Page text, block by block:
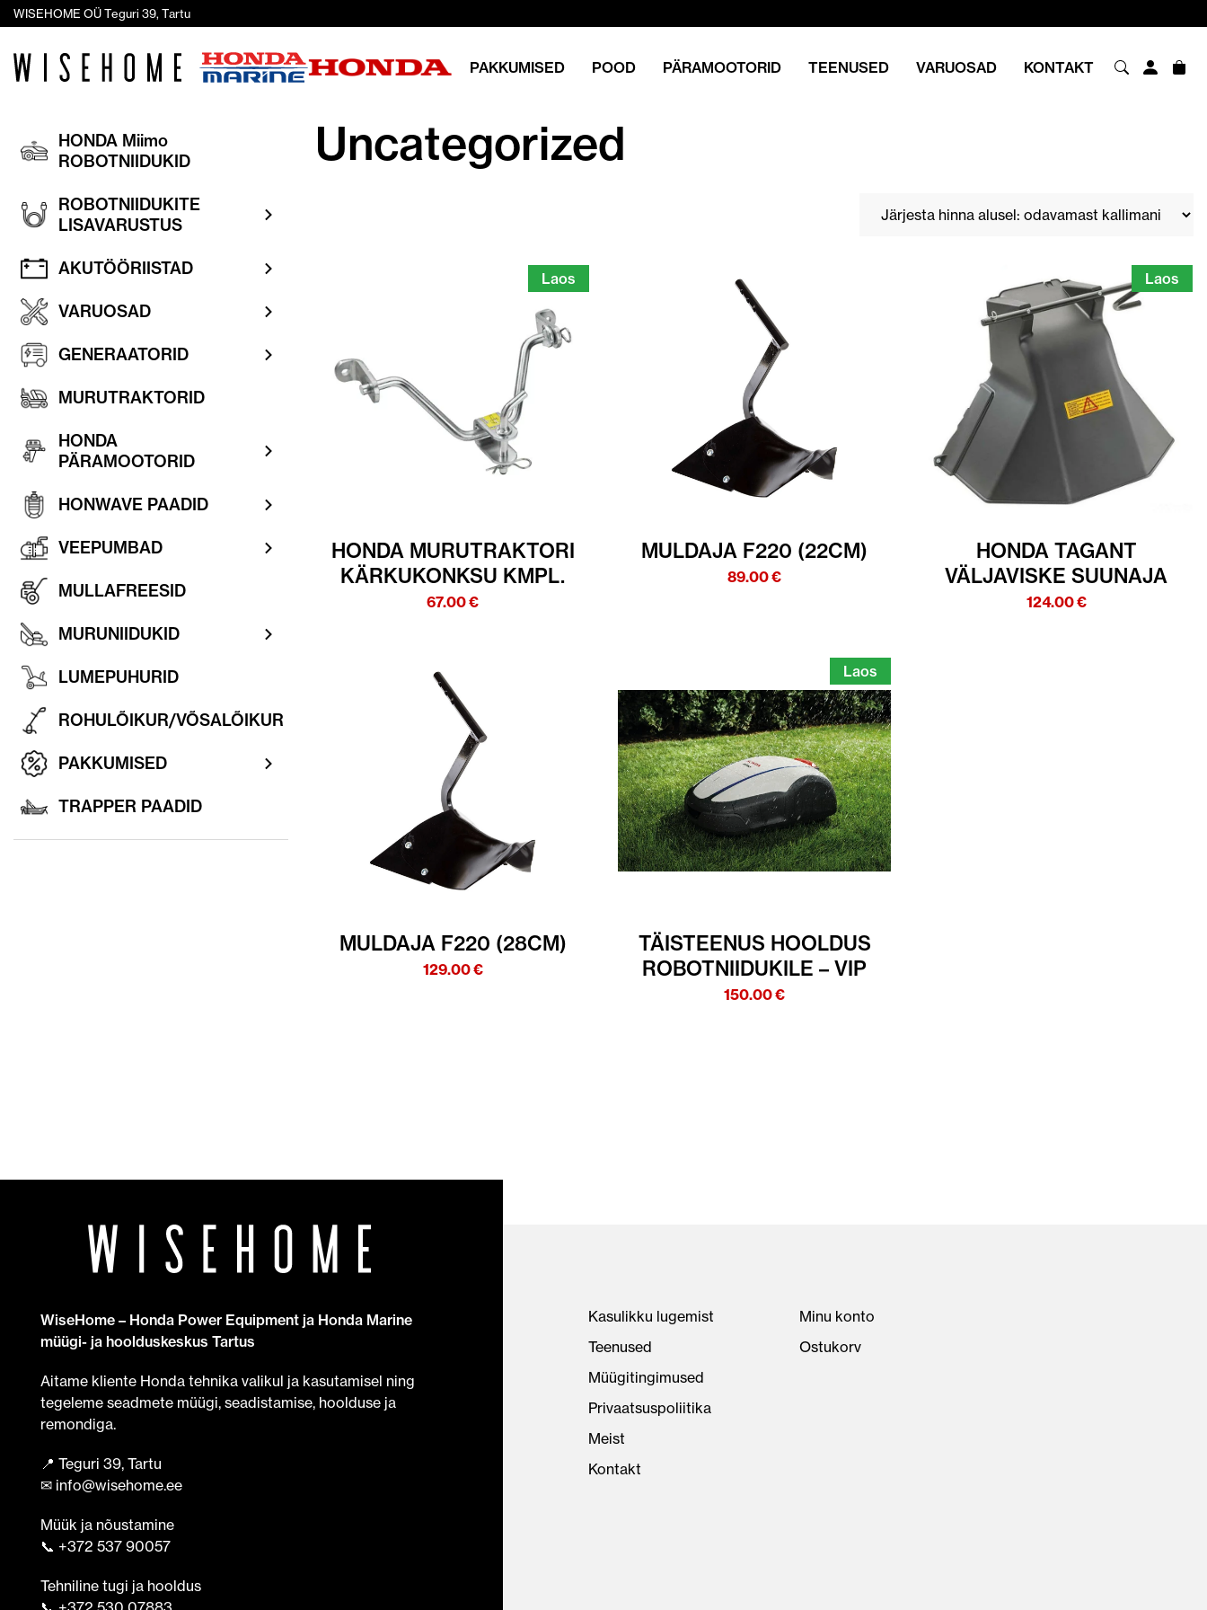
WISEHOME OÜ Teguri 39, Tartu
PAKKUMISED POOD PÄRAMOOTORID TEENUSED VARUOSAD KONTAKT
HONDA Miimo
ROBOTNIIDUKID
ROBOTNIIDUKITE
LISAVARUSTUS
AKUTÖÖRIISTAD
VARUOSAD
GENERAATORID
MURUTRAKTORID
HONDA
PÄRAMOOTORID
HONWAVE PAADID
VEEPUMBAD
MULLAFREESID
MURUNIIDUKID
LUMEPUHURID
ROHULÕIKUR/VÕSALÕIKUR
PAKKUMISED
TRAPPER PAADID
Uncategorized
Laos
HONDA MURUTRAKTORI
KÄRKUKONKSU KMPL.
67.00€
MULDAJA F220 (22CM)
89.00€
Laos
HONDA TAGANT
VÄLJAVISKE SUUNAJA
124.00€
MULDAJA F220 (28CM)
129.00€
Laos
TÄISTEENUS HOOLDUS
ROBOTNIIDUKILE – VIP
150.00€
WiseHome – Honda Power Equipment ja Honda Marine
müügi- ja hoolduskeskus Tartus
Aitame kliente Honda tehnika valikul ja kasutamisel ning
tegeleme seadmete müügi, seadistamise, hoolduse ja
remondiga.
📍 Teguri 39, Tartu
✉ info@wisehome.ee
Müük ja nõustamine
📞 +372 537 90057
Tehniline tugi ja hooldus
Kasulikku lugemist
Teenused
Müügitingimused
Privaatsuspoliitika
Meist
Kontakt
Minu konto
Ostukorv